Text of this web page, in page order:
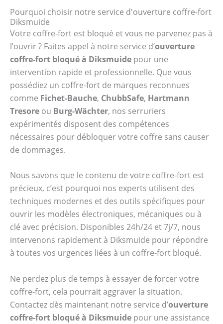
Pourquoi choisir notre service d'ouverture coffre-fort
Diksmuide
Votre coffre-fort est bloqué et vous ne parvenez pas à
l’ouvrir ? Faites appel à notre service d’ouverture
coffre-fort bloqué à Diksmuide pour une
intervention rapide et professionnelle. Que vous
possédiez un coffre-fort de marques reconnues
comme Fichet-Bauche, ChubbSafe, Hartmann
Tresore ou Burg-Wächter, nos serruriers
expérimentés disposent des compétences
nécessaires pour débloquer votre coffre sans causer
de dommages.
Nous savons que le contenu de votre coffre-fort est
précieux, c’est pourquoi nos experts utilisent des
techniques modernes et des outils spécifiques pour
ouvrir les modèles électroniques, mécaniques ou à
clé avec précision. Disponibles 24h/24 et 7j/7, nous
intervenons rapidement à Diksmuide pour répondre
à toutes vos urgences liées à un coffre-fort bloqué.
Ne perdez plus de temps à essayer de forcer votre
coffre-fort, cela pourrait aggraver la situation.
Contactez dès maintenant notre service d’ouverture
coffre-fort bloqué à Diksmuide pour une assistance